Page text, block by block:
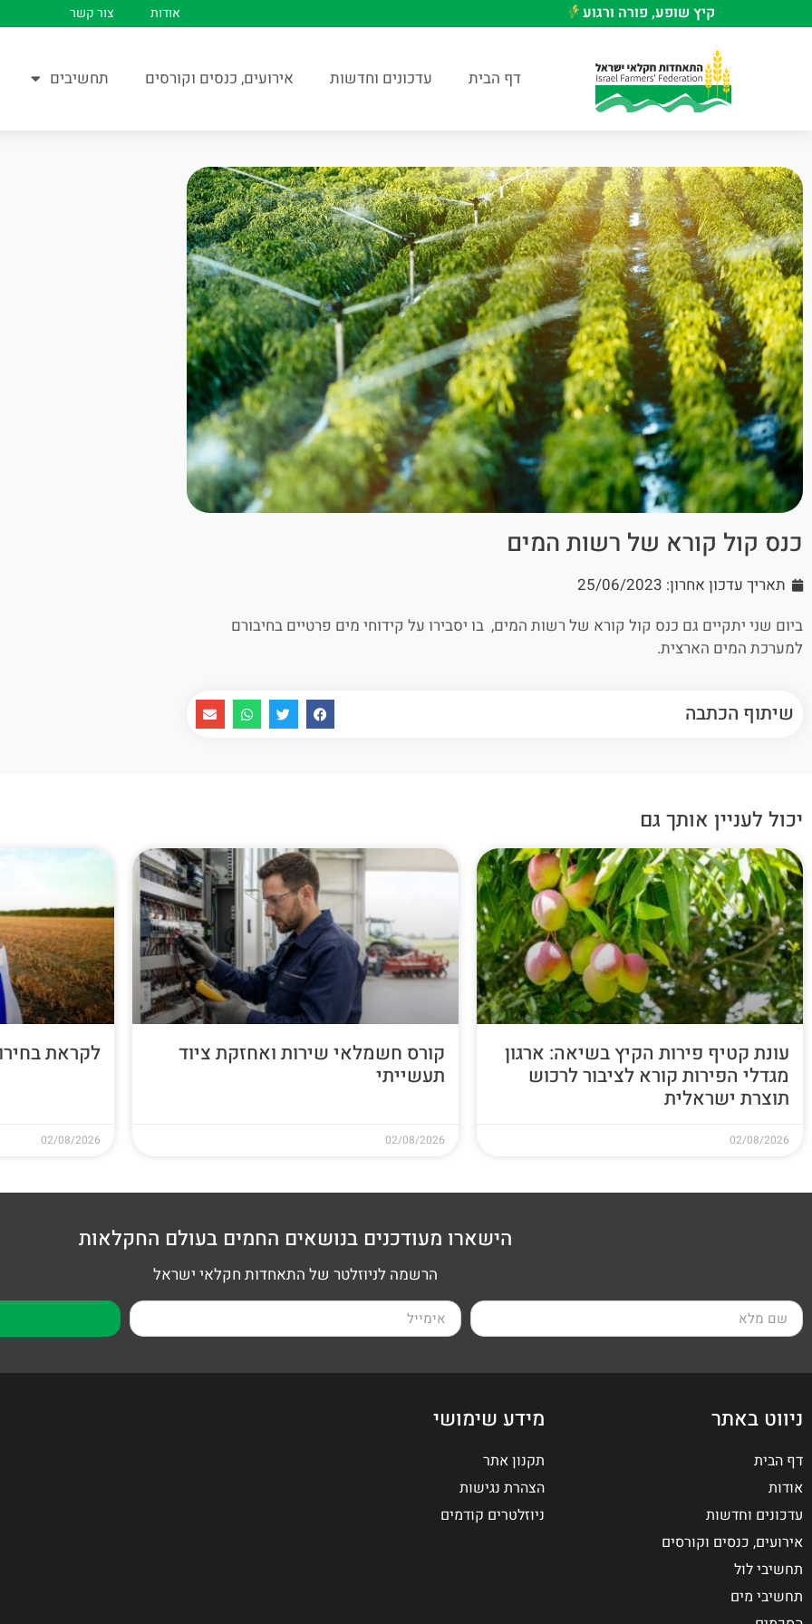
קיץ שופע, פורה ורגוע אודות צור קשר
דף הבית עדכונים וחדשות אירועים, כנסים וקורסים תחשיבים
כנס קול קורא של רשות המים
תאריך עדכון אחרון: 25/06/2023
ביום שני יתקיים גם כנס קול קורא של רשות המים, בו יסבירו על קידוחי מים פרטיים בחיבורם
למערכת המים הארצית.
שיתוף הכתבה
יכול לעניין אותך גם
עונת קטיף פירות הקיץ בשיאה: ארגון
מגדלי הפירות קורא לציבור לרכוש
תוצרת ישראלית
02/08/2026
קורס חשמלאי שירות ואחזקת ציוד
תעשייתי
02/08/2026
לקראת בחירות
02/08/2026
הישארו מעודכנים בנושאים החמים בעולם החקלאות
הרשמה לניוזלטר של התאחדות חקלאי ישראל
ניווט באתר
דף הבית
אודות
עדכונים וחדשות
אירועים, כנסים וקורסים
תחשיבי לול
תחשיבי מים
מידע שימושי
תקנון אתר
הצהרת נגישות
ניוזלטרים קודמים